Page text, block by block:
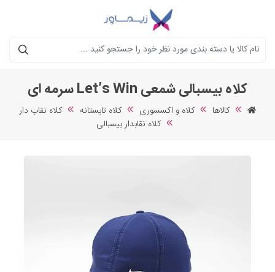
جستجو
کلاه بیسبالی شمعی Let’s Win سرمه ای
کالاها کلاه و اکسسوری کلاه تابستانه
کلاه نقاب دار
کلاه نقابدار بیسبالی